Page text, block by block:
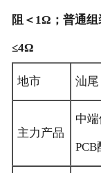
阻＜1Ω；普通组
≤4Ω
地市 汕尾
主力产品
中
PCB